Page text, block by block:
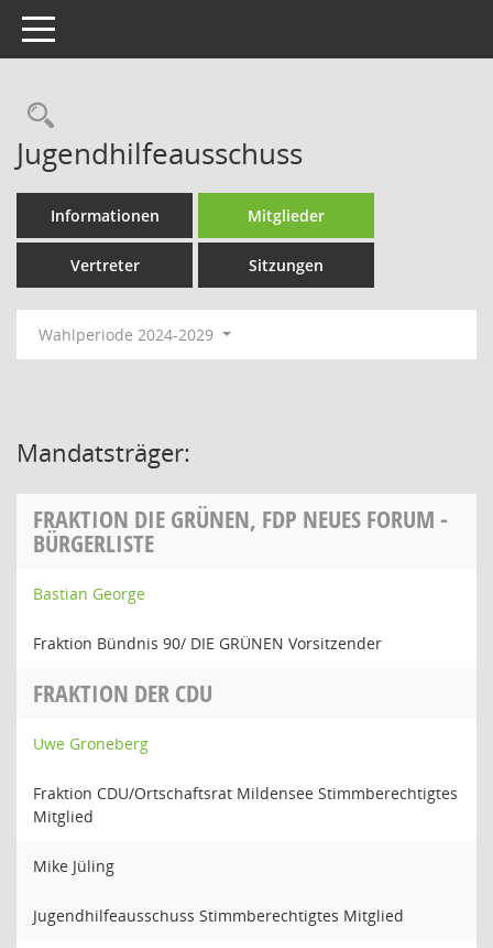
Toggle navigation
Rechercheauswahl
Jugendhilfeausschuss
Informationen Mitglieder
Vertreter Sitzungen
Wahlperiode 2024-2029
Mandatsträger:
FRAKTION DIE GRÜNEN, FDP NEUES FORUM -
BÜRGERLISTE
Bastian George
Fraktion Bündnis 90/ DIE GRÜNEN Vorsitzender
FRAKTION DER CDU
Uwe Groneberg
Fraktion CDU/Ortschaftsrat Mildensee Stimmberechtigtes
Mitglied
Mike Jüling
Jugendhilfeausschuss Stimmberechtigtes Mitglied